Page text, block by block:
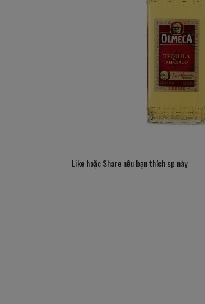
Like hoặc Share nếu bạn thích sp này